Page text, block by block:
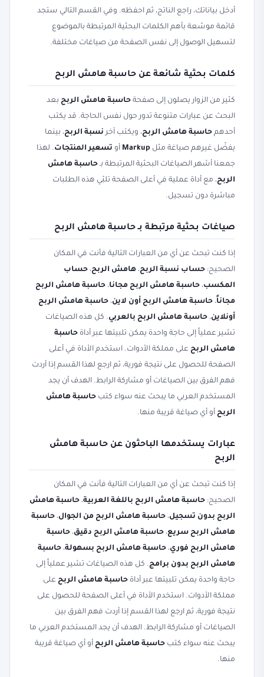
أدخل بياناتك، راجع الناتج، ثم احفظه. وفي القسم التالي ستجد
قائمة موسّعة بأهم الكلمات البحثية المرتبطة بالموضوع
لتسهيل الوصول إلى نفس الصفحة من صياغات مختلفة.
كلمات بحثية شائعة عن حاسبة هامش الربح
كثير من الزوار يصلون إلى صفحة حاسبة هامش الربح بعد
البحث عن عبارات متنوعة تدور حول نفس الحاجة. قد يكتب
أحدهم حاسبة هامش الربح، ويكتب آخرنسبة الربح، بينما
يفضّل غيرهم صياغة مثل Markup أو تسعير المنتجات. لهذا
جمعنا أشهر الصياغات البحثية المرتبطة بـ حاسبة هامش
الربح، مع أداة عملية في أعلى الصفحة تلبّي هذه الطلبات
مباشرة دون تسجيل.
صياغات بحثية مرتبطة بـ حاسبة هامش الربح
إذا كنت تبحث عن أي من العبارات التالية فأنت في المكان
الصحيح: حساب نسبة الربح، هامش الربح، حساب
المكسب، حاسبة هامش الربح مجانا، حاسبة هامش الربح
مجاناً، حاسبة هامش الربح أون لاين، حاسبة هامش الربح
أونلاين، حاسبة هامش الربح بالعربي. كل هذه الصياغات
تشير عملياً إلى حاجة واحدة يمكن تلبيتها عبر أداة حاسبة
هامش الربح على مملكة الأدوات. استخدم الأداة في أعلى
الصفحة للحصول على نتيجة فورية، ثم ارجع لهذا القسم إذا أردت
فهم الفرق بين الصياغات أو مشاركة الرابط. الهدف أن يجد
المستخدم العربي ما يبحث عنه سواء كتب حاسبة هامش
الربح أو أي صياغة قريبة منها.
عبارات يستخدمها الباحثون عن حاسبة هامش
الربح
إذا كنت تبحث عن أي من العبارات التالية فأنت في المكان
الصحيح: حاسبة هامش الربح باللغة العربية، حاسبة هامش
الربح بدون تسجيل، حاسبة هامش الربح من الجوال، حاسبة
هامش الربح سريع، حاسبة هامش الربح دقيق، حاسبة
هامش الربح فوري، حاسبة هامش الربح بسهولة، حاسبة
هامش الربح بدون برامج. كل هذه الصياغات تشير عملياً إلى
حاجة واحدة يمكن تلبيتها عبر أداة حاسبة هامش الربح على
مملكة الأدوات. استخدم الأداة في أعلى الصفحة للحصول على
نتيجة فورية، ثم ارجع لهذا القسم إذا أردت فهم الفرق بين
الصياغات أو مشاركة الرابط. الهدف أن يجد المستخدم العربي ما
يبحث عنه سواء كتب حاسبة هامش الربح أو أي صياغة قريبة
منها.